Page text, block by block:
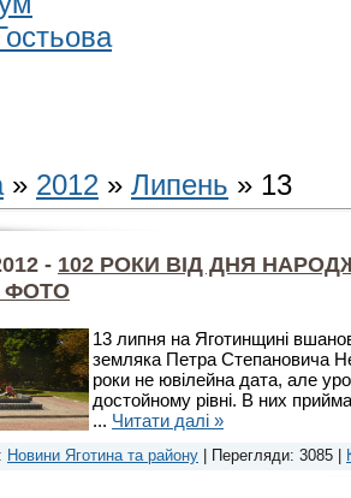
» 2012 » Липень » 13
- 102 РОКИ ВІД ДНЯ
ФОТО
13 липня на Яготинщині
земляка Петра Степановича
роки не ювілейна дата, але
достойному рівні. В них
... Читати далі »
Новини Яготина та району | Перегляди: 3085 |